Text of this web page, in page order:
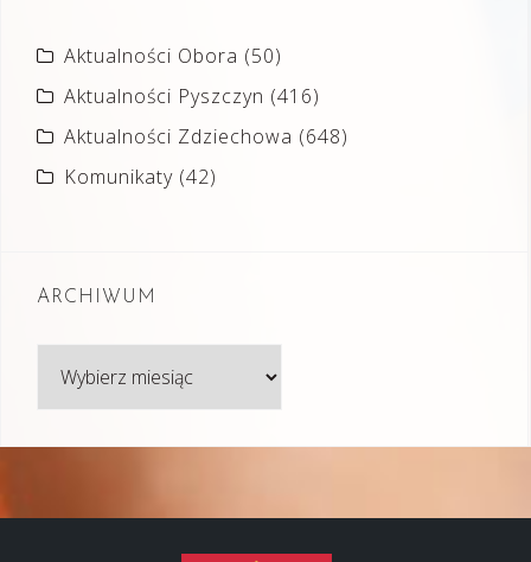
Aktualności Obora (50)
Aktualności Pyszczyn (416)
Aktualności Zdziechowa (648)
Komunikaty (42)
ARCHIWUM